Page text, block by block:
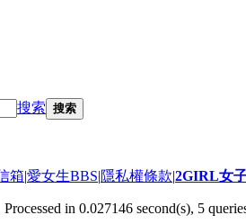
搜索 搜索
箱|愛女生BBS|隱私權條款|2GIRL女
Processed in 0.027146 second(s), 5